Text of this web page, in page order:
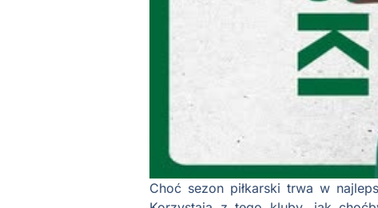
Choć sezon piłkarski trwa w